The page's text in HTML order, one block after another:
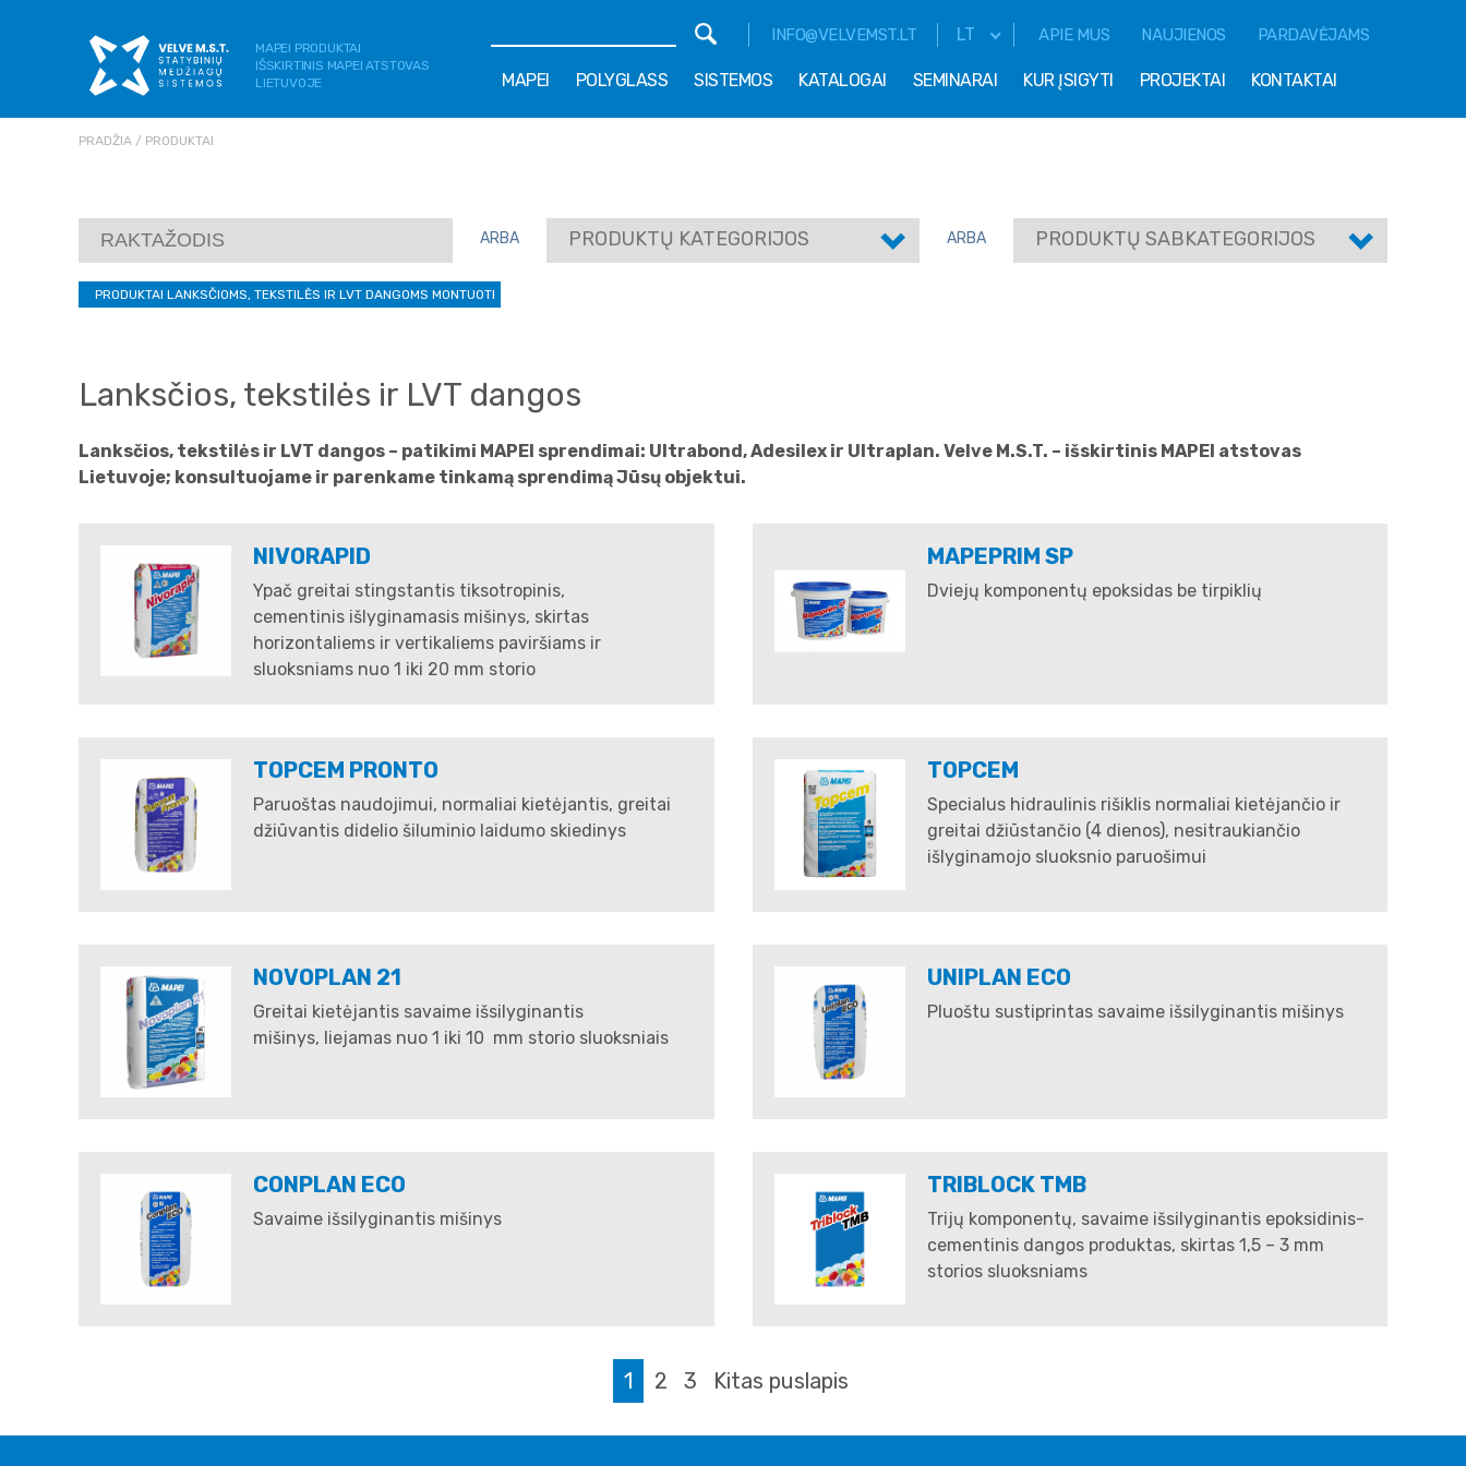
MAPEI PRODUKTAI
IŠSKIRTINIS MAPEI ATSTOVAS
LIETUVOJE
APIE MUS NAUJIENOS PARDAVĖJAMS
LT
INFO@VELVEMST.LT
MAPEI POLYGLASS SISTEMOS KATALOGAI SEMINARAI KUR ĮSIGYTI PROJEKTAI KONTAKTAI
PRADŽIA PRODUKTAI
ARBA PRODUKTŲ KATEGORIJOS ARBA PRODUKTŲ SABKATEGORIJOS
PRODUKTAI LANKSČIOMS, TEKSTILĖS IR LVT DANGOMS MONTUOTI
Lanksčios, tekstilės ir LVT dangos
Lanksčios, tekstilės ir LVT dangos – patikimi MAPEI sprendimai: Ultrabond, Adesilex ir Ultraplan. Velve M.S.T. – išskirtinis MAPEI atstovas
Lietuvoje; konsultuojame ir parenkame tinkamą sprendimą Jūsų objektui.
NIVORAPID
Ypač greitai stingstantis tiksotropinis,
cementinis išlyginamasis mišinys, skirtas
horizontaliems ir vertikaliems paviršiams ir
sluoksniams nuo 1 iki 20 mm storio
MAPEPRIM SP
Dviejų komponentų epoksidas be tirpiklių​​​​​​​
TOPCEM PRONTO
Paruoštas naudojimui, normaliai kietėjantis, greitai
džiūvantis didelio šiluminio laidumo skiedinys​​​​​​​
TOPCEM
Specialus hidraulinis rišiklis normaliai kietėjančio ir
greitai džiūstančio (4 dienos), nesitraukiančio
išlyginamojo sluoksnio paruošimui​​​​​​​
NOVOPLAN 21
Greitai kietėjantis savaime išsilyginantis
mišinys, liejamas nuo 1 iki 10 mm storio sluoksniais
UNIPLAN ECO
Pluoštu sustiprintas savaime išsilyginantis mišinys​​​​​​​
CONPLAN ECO
Savaime išsilyginantis mišinys
TRIBLOCK TMB
Trijų komponentų, savaime išsilyginantis epoksidinis-
cementinis dangos produktas, skirtas 1,5 – 3 mm
storios sluoksniams
1 2 3 Kitas puslapis